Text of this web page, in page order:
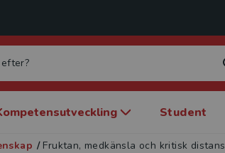
Student
/ Fruktan, medkänsla och kritisk distans